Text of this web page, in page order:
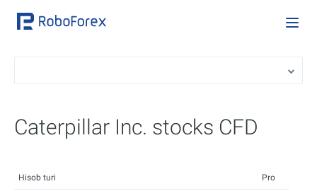
Caterpillar Inc. stocks CFD
Hisob turi Pro